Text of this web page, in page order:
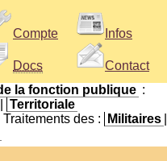
Compte
Docs
Infos
Contact
la fonction publique :
Territoriale
des :
Militaires